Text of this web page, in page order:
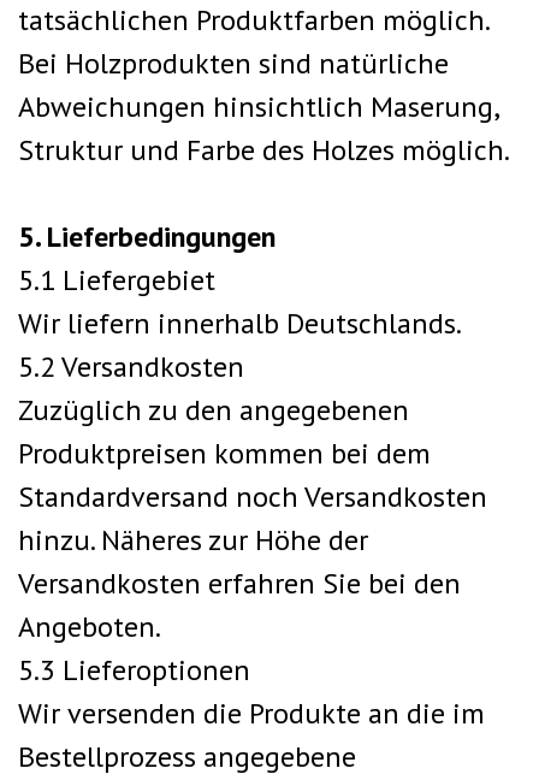
tatsächlichen Produktfarben möglich.
Bei Holzprodukten sind natürliche
Abweichungen hinsichtlich Maserung,
Struktur und Farbe des Holzes möglich.
5. Lieferbedingungen
5.1 Liefergebiet
Wir liefern innerhalb Deutschlands.
5.2 Versandkosten
Zuzüglich zu den angegebenen
Produktpreisen kommen bei dem
Standardversand noch Versandkosten
hinzu. Näheres zur Höhe der
Versandkosten erfahren Sie bei den
Angeboten.
5.3 Lieferoptionen
Wir versenden die Produkte an die im
Bestellprozess angegebene